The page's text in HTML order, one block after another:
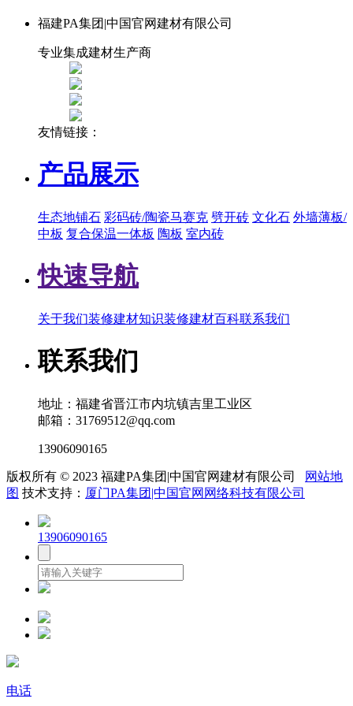
福建PA集团|中国官网建材有限公司
专业集成建材生产商
友情链接：
产品展示
生态地铺石 彩码砖/陶瓷马赛克 劈开砖 文化石 外墙薄板/
中板 复合保温一体板 陶板 室内砖
快速导航
关于我们装修建材知识装修建材百科联系我们
联系我们
地址：福建省晋江市内坑镇吉里工业区
邮箱：31769512@qq.com
13906090165
版权所有 © 2023 福建PA集团|中国官网建材有限公司
网站地
图 技术支持： 厦门PA集团|中国官网网络科技有限公司
13906090165
电话